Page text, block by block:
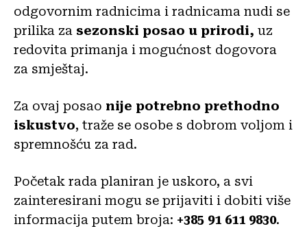
odgovornim radnicima i radnicama nudi se
prilika za sezonski posao u prirodi, uz
redovita primanja i mogućnost dogovora
za smještaj.
Za ovaj posao nije potrebno prethodno
iskustvo, traže se osobe s dobrom voljom i
spremnošću za rad.
Početak rada planiran je uskoro, a svi
zainteresirani mogu se prijaviti i dobiti više
informacija putem broja: +385 91 611 9830.